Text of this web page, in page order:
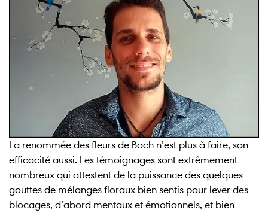
La renommée des fleurs de Bach n’est plus à faire, son
efficacité aussi. Les témoignages sont extrêmement
nombreux qui attestent de la puissance des quelques
gouttes de mélanges floraux bien sentis pour lever des
blocages, d’abord mentaux et émotionnels, et bien